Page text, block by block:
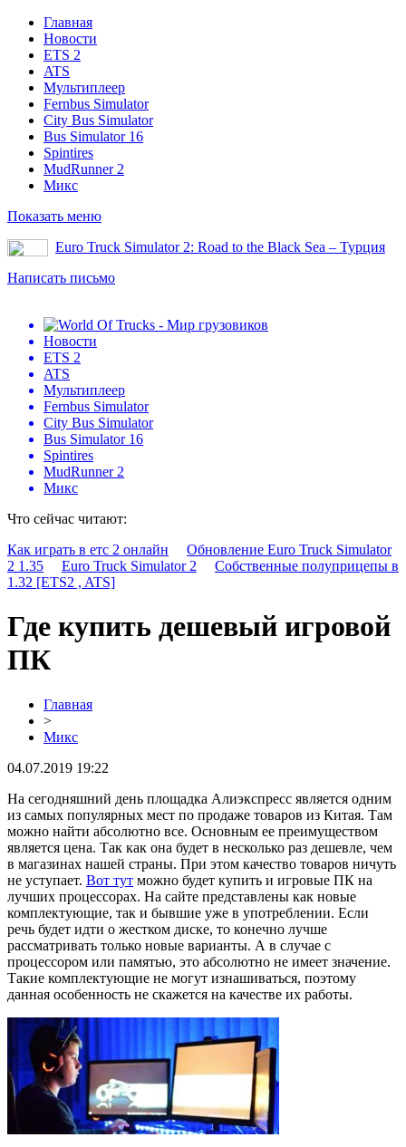
Главная
Новости
ETS 2
ATS
Мультиплеер
Fernbus Simulator
City Bus Simulator
Bus Simulator 16
Spintires
MudRunner 2
Микс
Показать меню
Euro Truck Simulator 2: Road to the Black Sea – Турция
Написать письмо
Новости
ETS 2
ATS
Мультиплеер
Fernbus Simulator
City Bus Simulator
Bus Simulator 16
Spintires
MudRunner 2
Микс
Что сейчас читают:
Как играть в етс 2 онлайн
Обновление Euro Truck Simulator
2 1.35
Euro Truck Simulator 2
Собственные полуприцепы в
1.32 [ETS2 , ATS]
Где купить дешевый игровой
ПК
Главная
>
Микс
04.07.2019 19:22
На сегодняшний день площадка Алиэкспресс является одним
из самых популярных мест по продаже товаров из Китая. Там
можно найти абсолютно все. Основным ее преимуществом
является цена. Так как она будет в несколько раз дешевле, чем
в магазинах нашей страны. При этом качество товаров ничуть
не уступает. Вот тут можно будет купить и игровые ПК на
лучших процессорах. На сайте представлены как новые
комплектующие, так и бывшие уже в употреблении. Если
речь будет идти о жестком диске, то конечно лучше
рассматривать только новые варианты. А в случае с
процессором или памятью, это абсолютно не имеет значение.
Такие комплектующие не могут изнашиваться, поэтому
данная особенность не скажется на качестве их работы.